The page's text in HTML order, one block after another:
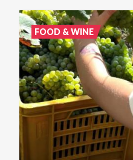
FOOD & WINE